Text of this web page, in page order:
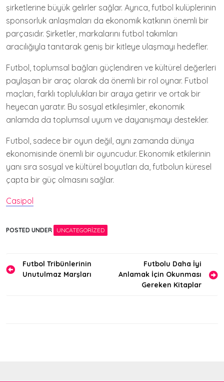
şirketlerine büyük gelirler sağlar. Ayrıca, futbol kulüplerinin
sponsorluk anlaşmaları da ekonomik katkının önemli bir
parçasıdır. Şirketler, markalarını futbol takımları
aracılığıyla tanıtarak geniş bir kitleye ulaşmayı hedefler.
Futbol, toplumsal bağları güçlendiren ve kültürel değerleri
paylaşan bir araç olarak da önemli bir rol oynar. Futbol
maçları, farklı toplulukları bir araya getirir ve ortak bir
heyecan yaratır. Bu sosyal etkileşimler, ekonomik
anlamda da toplumsal uyum ve dayanışmayı destekler.
Futbol, sadece bir oyun değil, aynı zamanda dünya
ekonomisinde önemli bir oyuncudur. Ekonomik etkilerinin
yanı sıra sosyal ve kültürel boyutları da, futbolun küresel
çapta bir güç olmasını sağlar.
Casipol
POSTED UNDER UNCATEGORIZED
Yazı
gezinmesi
Futbol Tribünlerinin
Unutulmaz Marşları
Futbolu Daha İyi
Anlamak İçin Okunması
Gereken Kitaplar